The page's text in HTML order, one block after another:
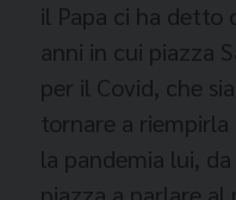
il Papa ci ha detto
anni in cui piazza
per il Covid, che
tornare a
la pandemia lui,